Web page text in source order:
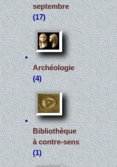
septembre
(17)
Archéologie
(4)
Bibliothèque
à contre-sens
(1)